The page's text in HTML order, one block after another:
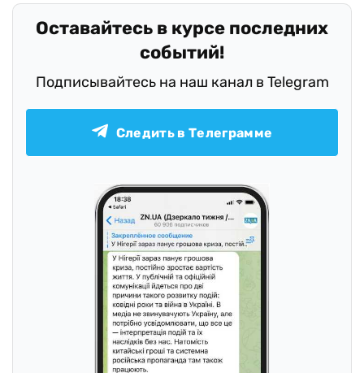
Оставайтесь в курсе последних
событий!
Подписывайтесь на наш канал в Telegram
Следить в Телеграмме